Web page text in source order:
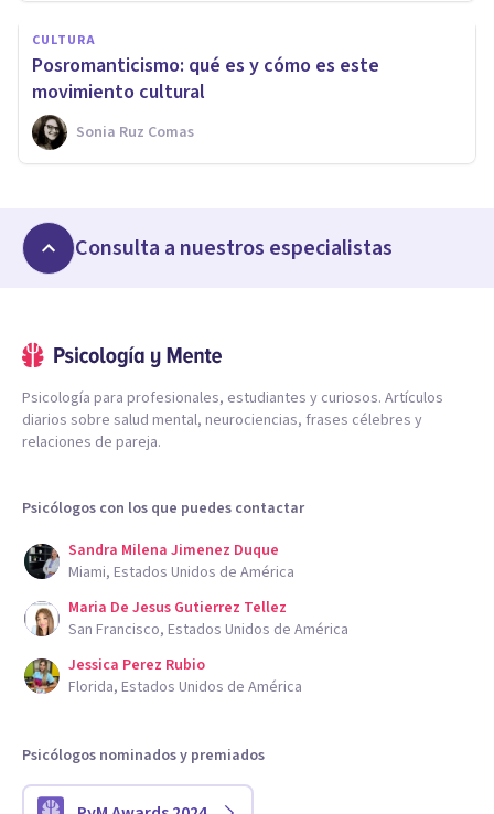
CULTURA
Posromanticismo: qué es y cómo es este
movimiento cultural
Sonia Ruz Comas
Consulta a nuestros especialistas
Psicología para profesionales, estudiantes y curiosos. Artículos
diarios sobre salud mental, neurociencias, frases célebres y
relaciones de pareja.
Psicólogos con los que puedes contactar
Sandra Milena Jimenez Duque
Miami, Estados Unidos de América
Maria De Jesus Gutierrez Tellez
San Francisco, Estados Unidos de América
Jessica Perez Rubio
Florida, Estados Unidos de América
Psicólogos nominados y premiados